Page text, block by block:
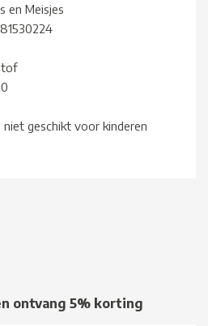
en Meisjes
niet geschikt voor kinderen
ontvang 5% korting